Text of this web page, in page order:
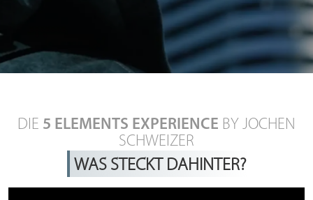
Jetzt Teilnahme anfragen
DIE 5 ELEMENTS EXPERIENCE BY JOCHEN
SCHWEIZER
WAS STECKT DAHINTER?